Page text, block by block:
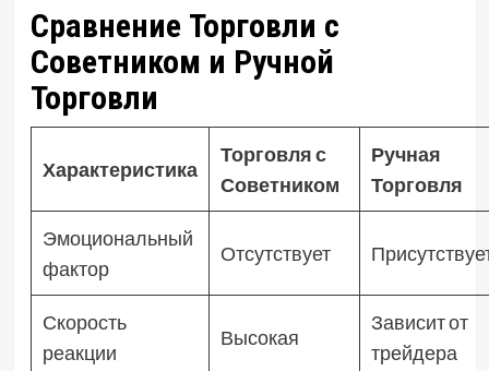
Сравнение Торговли с
Советником и Ручной
Торговли
Характеристика
Торговля с
Советником
Ручная
Торговля
Эмоциональный
фактор
Отсутствует
Скорость
реакции
Высокая
Зависит от
трейдера